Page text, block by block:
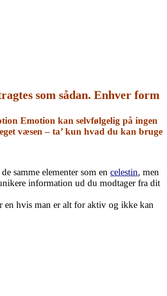
som sådan. Enhver form
Emotion kan selvfølgelig på ingen
væsen – ta’ kun hvad du kan bruge
samme elementer som en celestin, men
information ud du modtager fra dit
en hvis man er alt for aktiv og ikke kan